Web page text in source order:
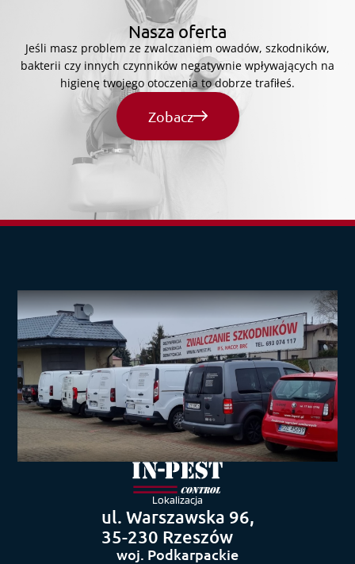
Nasza oferta
Jeśli masz problem ze zwalczaniem owadów, szkodników,
bakterii czy innych czynników negatywnie wpływających na
higienę twojego otoczenia to dobrze trafiłeś.
Zobacz
Lokalizacja
ul. Warszawska 96,
35-230 Rzeszów
woj. Podkarpackie